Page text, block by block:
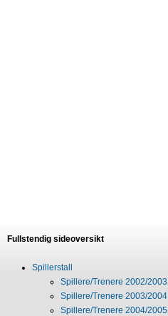
Fullstendig sideoversikt
Spillerstall
Spillere/Trenere 2002/2003
Spillere/Trenere 2003/2004
Spillere/Trenere 2004/2005